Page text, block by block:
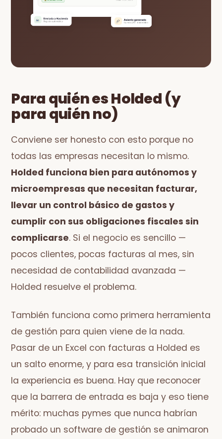
Para quién es Holded (y
para quién no)
Conviene ser honesto con esto porque no
todas las empresas necesitan lo mismo.
Holded funciona bien para autónomos y
microempresas que necesitan facturar,
llevar un control básico de gastos y
cumplir con sus obligaciones fiscales sin
complicarse. Si el negocio es sencillo —
pocos clientes, pocas facturas al mes, sin
necesidad de contabilidad avanzada —
Holded resuelve el problema.
También funciona como primera herramienta
de gestión para quien viene de la nada.
Pasar de un Excel con facturas a Holded es
un salto enorme, y para esa transición inicial
la experiencia es buena. Hay que reconocer
que la barrera de entrada es baja y eso tiene
mérito: muchas pymes que nunca habrían
probado un software de gestión se animaron